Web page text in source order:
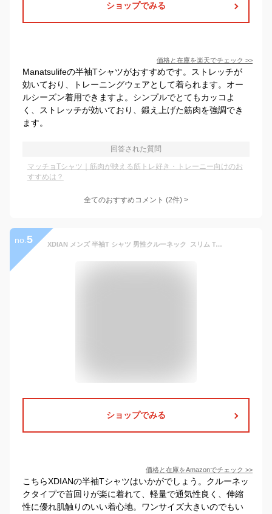
ショップでみる
価格と在庫を楽天でチェック >>
Manatsulifeの半袖Tシャツがおすすめです。ストレッチが
効いており、トレーニングウェアとして着られます。オー
ルシーズン着用できますよ。シンプルでとてもカッコよ
く、ストレッチが効いており、鍛え上げた筋肉を強調でき
ます。
回答された質問
マッチョTシャツ｜筋肉が映える筋トレ好き・トレーニー向けのお
すすめは？
全てのおすすめコメント (2件) >
no. 5 XDIAN メンズ 半袖T シャツ 男性クルーネック スリム T-shirtタイトフィットネス動きコットン半袖服
ショップでみる
価格と在庫をAmazonでチェック >>
こちらXDIANの半袖Tシャツはいかがでしょう。クルーネッ
クタイプで首回りが楽に着れて、軽量で通気性良く、伸縮
性に優れ肌触りのいい着心地。ワンサイズ大きいのでもい